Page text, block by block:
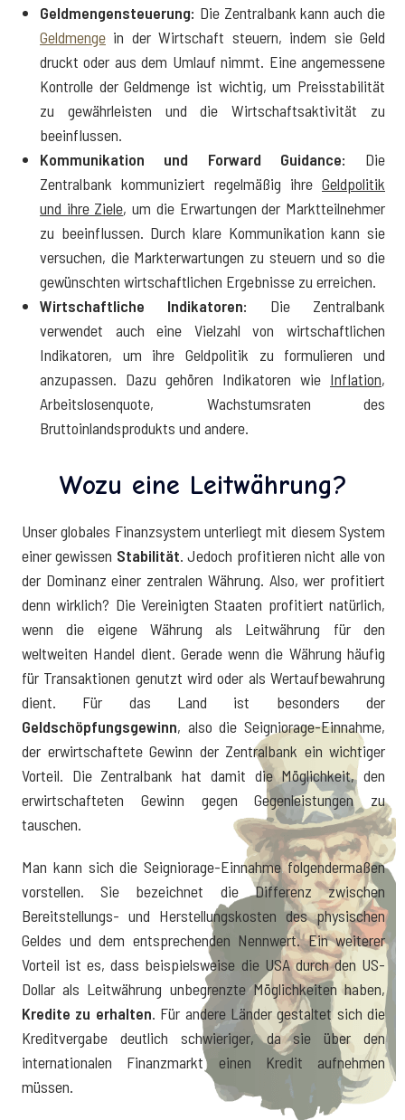
Geldmengensteuerung: Die Zentralbank kann auch die
Geldmenge in der Wirtschaft steuern, indem sie Geld
druckt oder aus dem Umlauf nimmt. Eine angemessene
Kontrolle der Geldmenge ist wichtig, um Preisstabilität
zu gewährleisten und die Wirtschaftsaktivität zu
beeinflussen.
Kommunikation und Forward Guidance: Die
Zentralbank kommuniziert regelmäßig ihre Geldpolitik
und ihre Ziele, um die Erwartungen der Marktteilnehmer
zu beeinflussen. Durch klare Kommunikation kann sie
versuchen, die Markterwartungen zu steuern und so die
gewünschten wirtschaftlichen Ergebnisse zu erreichen.
Wirtschaftliche Indikatoren: Die Zentralbank
verwendet auch eine Vielzahl von wirtschaftlichen
Indikatoren, um ihre Geldpolitik zu formulieren und
anzupassen. Dazu gehören Indikatoren wie Inflation,
Arbeitslosenquote, Wachstumsraten des
Bruttoinlandsprodukts und andere.
Wozu eine Leitwährung?
Unser globales Finanzsystem unterliegt mit diesem System
einer gewissen Stabilität. Jedoch profitieren nicht alle von
der Dominanz einer zentralen Währung. Also, wer profitiert
denn wirklich? Die Vereinigten Staaten profitiert natürlich,
wenn die eigene Währung als Leitwährung für den
weltweiten Handel dient. Gerade wenn die Währung häufig
für Transaktionen genutzt wird oder als Wertaufbewahrung
dient. Für das Land ist besonders der
Geldschöpfungsgewinn, also die Seigniorage-Einnahme,
der erwirtschaftete Gewinn der Zentralbank ein wichtiger
Vorteil. Die Zentralbank hat damit die Möglichkeit, den
erwirtschafteten Gewinn gegen Gegenleistungen zu
tauschen.
Man kann sich die Seigniorage-Einnahme folgendermaßen
vorstellen. Sie bezeichnet die Differenz zwischen
Bereitstellungs- und Herstellungskosten des physischen
Geldes und dem entsprechenden Nennwert. Ein weiterer
Vorteil ist es, dass beispielsweise die USA durch den US-
Dollar als Leitwährung unbegrenzte Möglichkeiten haben,
Kredite zu erhalten. Für andere Länder gestaltet sich die
Kreditvergabe deutlich schwieriger, da sie über den
internationalen Finanzmarkt einen Kredit aufnehmen
müssen.